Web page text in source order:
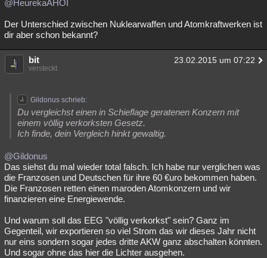
Musik Clash Verbesserungen Allmystery English
Übersichten
Besucht Geschlossen
@HeurekaAHOI
Der Unterschied zwischen Nuklearwaffen und Atomkraftwerken ist
dir aber schon bekannt?
bit 23.02.2015 um 07:22
versteckt
Gildonus schrieb:
Du vergleichst einen in Schieflage geratenen Konzern mit
einem völlig verkorksten Gesetz.
Ich finde, dein Vergleich hinkt gewaltig.
@Gildonus
Das siehst du mal wieder total falsch. Ich habe nur verglichen was
die Franzosen und Deutschen für ihre 60 €uro bekommen haben.
Die Franzosen retten einen maroden Atomkonzern und wir
finanzieren eine Energiewende.
Und warum soll das EEG "völlig verkorkst" sein? Ganz im
Gegenteil, wir exportieren so viel Strom das wir dieses Jahr nicht
nur eins sondern sogar jedes dritte AKW ganz abschalten könnten.
Und sogar ohne das hier die Lichter ausgehen.